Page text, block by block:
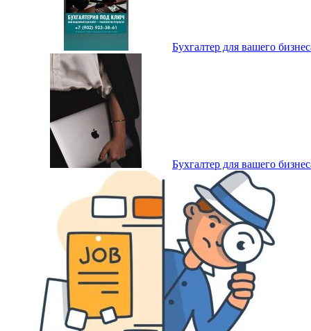
Бухгалтер для вашего
Бухгалтер для вашего